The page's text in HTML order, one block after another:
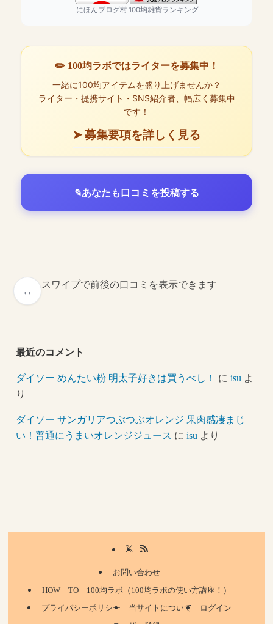
にほんブログ村100均雑貨ランキング
✏️ 100均ラボではライターを募集中！
一緒に100均アイテムを盛り上げませんか？
ライター・提携サイト・SNS紹介者、幅広く募集中
です！
➤ 募集要項を詳しく見る
あなたも口コミを投稿する
スワイプで前後の口コミを表示できます
最近のコメント
ダイソー めんたい粉 明太子好きは買うべし！ にisu よ
り
ダイソー サンガリアつぶつぶオレンジ 果肉感凄まじ
い！普通にうまいオレンジジュース にisu より
お問い合わせ
HOW TO 100均ラボ（100均ラボの使い方講座！）
プライバシーポリシー
当サイトについて
ログイン